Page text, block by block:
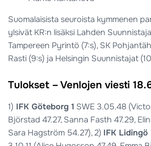
Suomalaisista seuroista kymmenen
ylsivät KR:n lisäksi Lahden
Tampereen Pyrintö (7:s), SK
Rasti (9:s) ja Helsingin Suunnistajat
Tulokset – Venlojen viesti
1) IFK Göteborg 1 SWE 3.05.48
Björstad 47.27, Sanna Fasth 47.29,
Sara Hagström 54.27), 2) IFK Lidingö